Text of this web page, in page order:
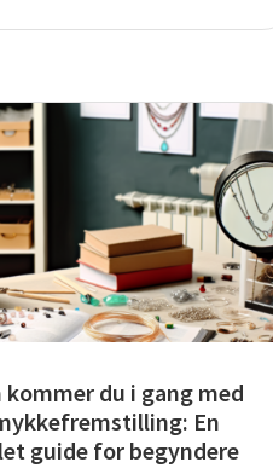
kommer du i gang med
En
guide for begyndere